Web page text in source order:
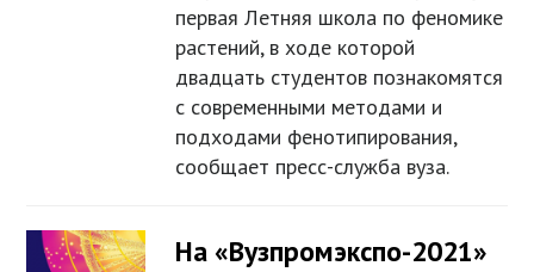
первая Летняя школа по феномике
растений, в ходе которой
двадцать студентов познакомятся
с современными методами и
подходами фенотипирования,
сообщает пресс-служба вуза.
На «Вузпромэкспо-2021»